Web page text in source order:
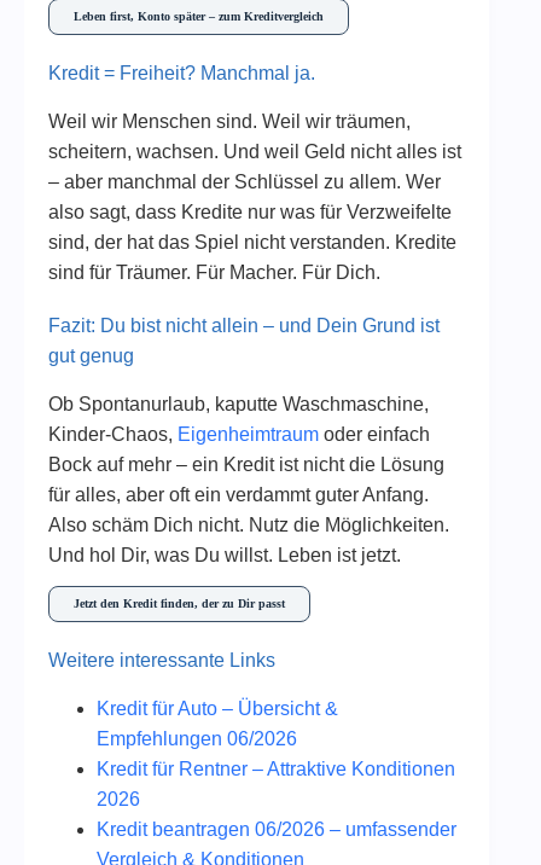
Leben first, Konto später – zum Kreditvergleich
Kredit = Freiheit? Manchmal ja.
Weil wir Menschen sind. Weil wir träumen,
scheitern, wachsen. Und weil Geld nicht alles ist
– aber manchmal der Schlüssel zu allem. Wer
also sagt, dass Kredite nur was für Verzweifelte
sind, der hat das Spiel nicht verstanden. Kredite
sind für Träumer. Für Macher. Für Dich.
Fazit: Du bist nicht allein – und Dein Grund ist
gut genug
Ob Spontanurlaub, kaputte Waschmaschine,
Kinder-Chaos, Eigenheimtraum oder einfach
Bock auf mehr – ein Kredit ist nicht die Lösung
für alles, aber oft ein verdammt guter Anfang.
Also schäm Dich nicht. Nutz die Möglichkeiten.
Und hol Dir, was Du willst. Leben ist jetzt.
Jetzt den Kredit finden, der zu Dir passt
Weitere interessante Links
Kredit für Auto – Übersicht &
Empfehlungen 06/2026
Kredit für Rentner – Attraktive Konditionen
2026
Kredit beantragen 06/2026 – umfassender
Vergleich & Konditionen